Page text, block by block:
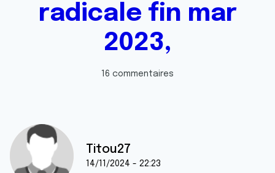
radicale fin mar
2023,
16 commentaires
Titou27
14/11/2024 - 22:23